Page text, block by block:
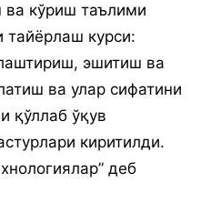
ва кўриш таълими
тайёрлаш курси:
эшитиш ва
ва улар сифатини
қўллаб ўқув
киритилди.
деб